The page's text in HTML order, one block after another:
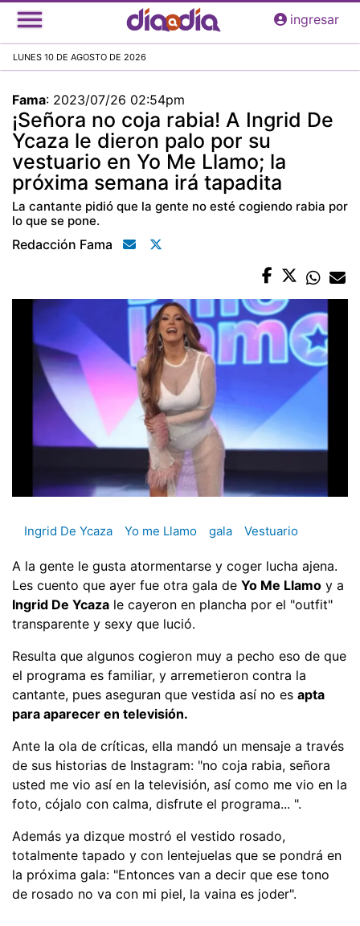
Pasar
al
principal
ingresar
LUNES 10 DE AGOSTO DE 2026
Fama: 2023/07/26 02:54pm
¡Señora no coja rabia! A Ingrid De
Ycaza le dieron palo por su
vestuario en Yo Me Llamo; la
próxima semana irá tapadita
La cantante pidió que la gente no esté cogiendo rabia por
lo que se pone.
Redacción Fama
Ingrid De Ycaza Yo me Llamo gala Vestuario
A la gente le gusta atormentarse y coger lucha ajena.
Les cuento que ayer fue otra gala de Yo Me Llamo y a
Ingrid De Ycaza le cayeron en plancha por el "outfit"
transparente y sexy que lució.
Resulta que algunos cogieron muy a pecho eso de que
el programa es familiar, y arremetieron contra la
cantante, pues aseguran que vestida así no es apta
para aparecer en televisión.
Ante la ola de críticas, ella mandó un mensaje a través
de sus historias de Instagram: "no coja rabia, señora
usted me vio así en la televisión, así como me vio en la
foto, cójalo con calma, disfrute el programa... ".
Además ya dizque mostró el vestido rosado,
totalmente tapado y con lentejuelas que se pondrá en
la próxima gala: "Entonces van a decir que ese tono
de rosado no va con mi piel, la vaina es joder".